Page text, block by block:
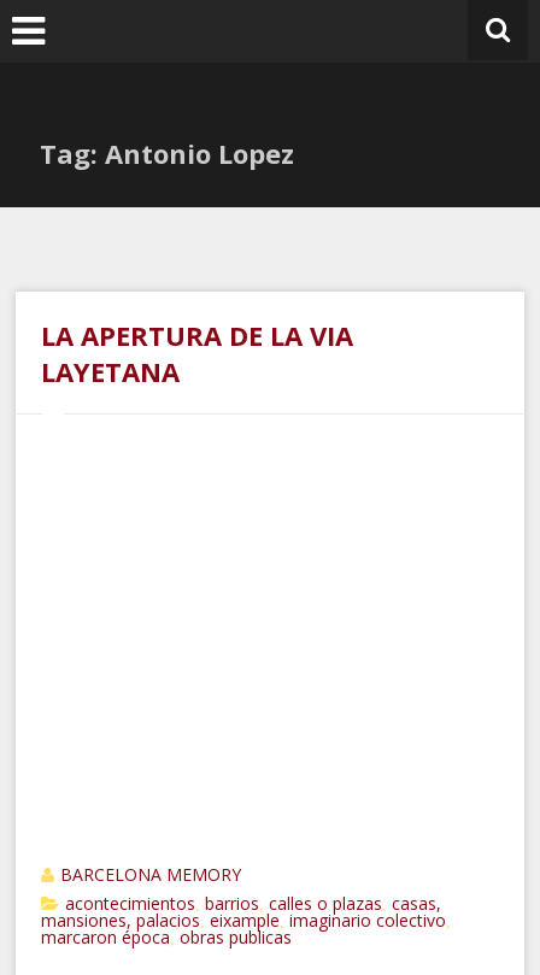
Ir
al
Tag: Antonio Lopez
LA APERTURA DE LA VIA
LAYETANA
BARCELONA MEMORY
acontecimientos barrios ,calles o plazas ,casas,
mansiones, palacios ,eixample ,imaginario colectivo
marcaron época ,obras publicas